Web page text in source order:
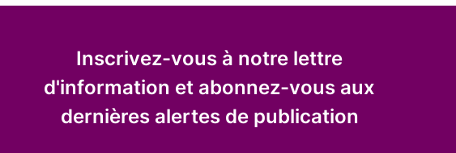
Inscrivez-vous à notre lettre
d'information et abonnez-vous aux
dernières alertes de publication